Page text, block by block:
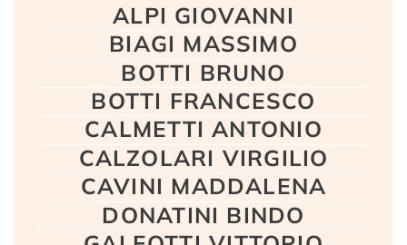
ALPI GIOVANNI
BIAGI MASSIMO
BOTTI BRUNO
BOTTI FRANCESCO
CALMETTI ANTONIO
CALZOLARI VIRGILIO
CAVINI MADDALENA
DONATINI BINDO